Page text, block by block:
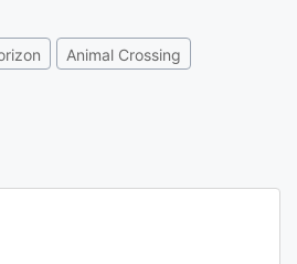
Animal Crossing